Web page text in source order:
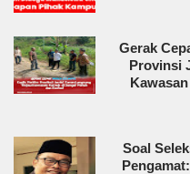
Gerak
Provinsi
Soal